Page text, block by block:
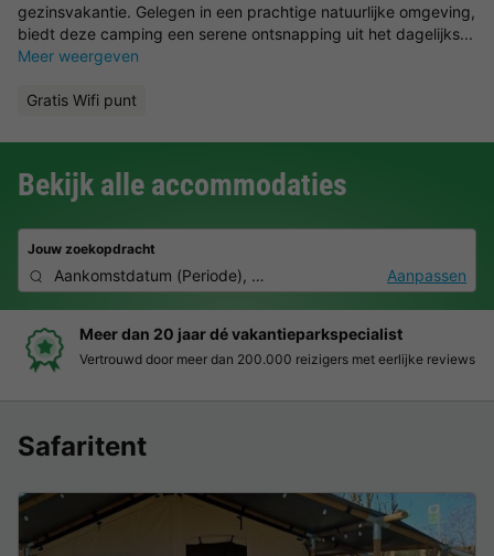
gezinsvakantie. Gelegen in een prachtige natuurlijke omgeving,
biedt deze camping een serene ontsnapping uit het dagelijks...
Meer weergeven
Gratis Wifi punt
Bekijk alle accommodaties
Jouw zoekopdracht
Aankomstdatum (Periode), 2 personen, 0 huisdierAanpassen
Meer dan 20 jaar dé vakantieparkspecialist
Vertrouwd door meer dan 200.000 reizigers met eerlijke reviews
Safaritent